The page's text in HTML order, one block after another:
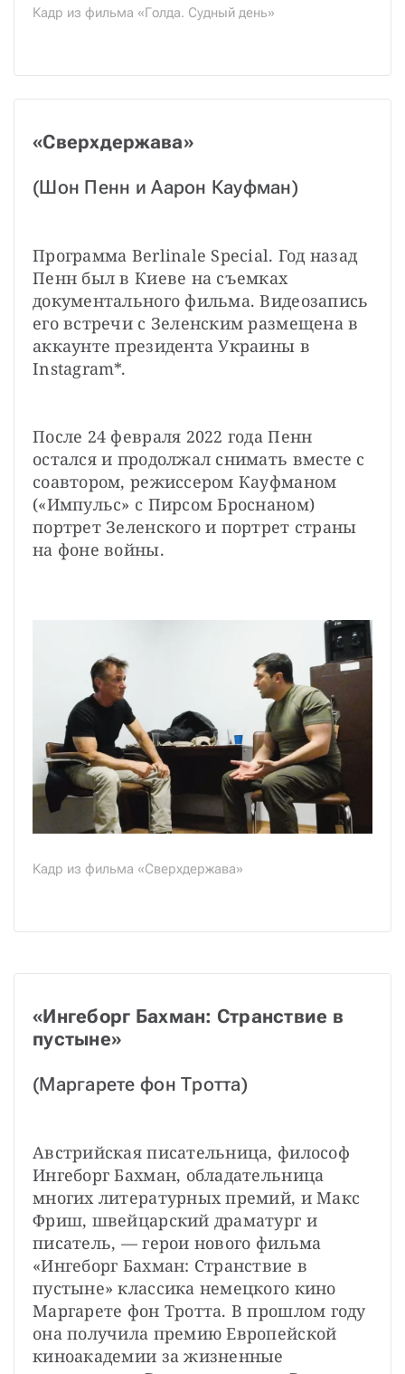
Кадр из фильма «Голда. Судный день»
«Сверхдержава»
(Шон Пенн и Аарон Кауфман)
Программа Berlinale Special. Год назад
Пенн был в Киеве на съемках
документального фильма. Видеозапись
его встречи с Зеленским размещена в
аккаунте президента Украины в
Instagram*.
После 24 февраля 2022 года Пенн
остался и продолжал снимать вместе с
соавтором, режиссером Кауфманом
(«Импульс» с Пирсом Броснаном)
портрет Зеленского и портрет страны
на фоне войны.
Кадр из фильма «Сверхдержава»
«Ингеборг Бахман: Странствие в
пустыне»
(Маргарете фон Тротта)
Австрийская писательница, философ
Ингеборг Бахман, обладательница
многих литературных премий, и Макс
Фриш, швейцарский драматург и
писатель, — герои нового фильма
«Ингеборг Бахман: Странствие в
пустыне» классика немецкого кино
Маргарете фон Тротта. В прошлом году
она получила премию Европейской
киноакадемии за жизненные